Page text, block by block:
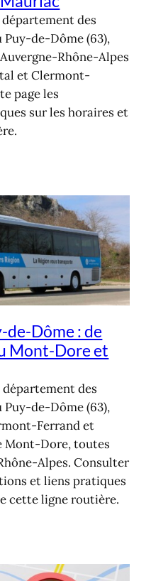
département des
de-Dôme (63),
Rhône-Alpes
et Clermont-
page les
sur les horaires et
de-Dôme : de
Mont-Dore et
département des
de-Dôme (63),
Ferrand et
Mont-Dore, toutes
Alpes. Consulter
et liens pratiques
cette ligne routière.